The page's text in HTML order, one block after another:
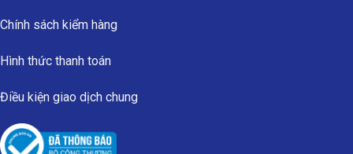
Chính sách kiểm hàng
Hình thức thanh toán
Điều kiện giao dịch chung